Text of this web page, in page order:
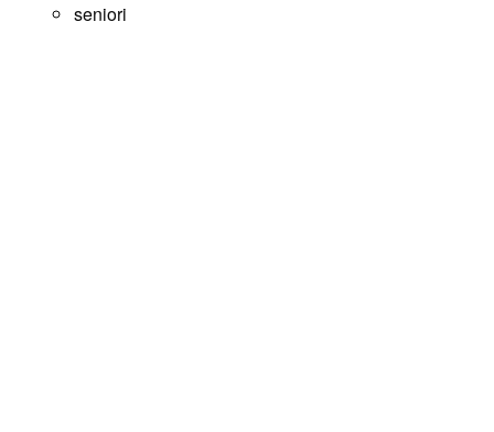
seniori